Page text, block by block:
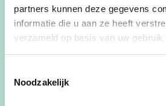
partners kunnen deze gegevens
informatie die u aan ze heeft
verzameld op basis van uw
Noodzakelijk
hoe realiseren we dat?
Een sociaal huis:
geïntegreerd breed onthaal uit.